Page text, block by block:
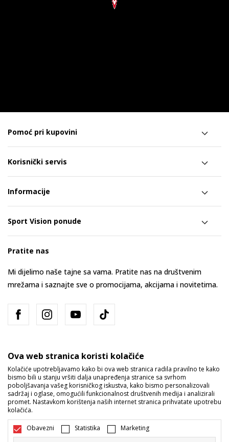
Pomoć pri kupovini
Korisnički servis
Informacije
Sport Vision ponude
Pratite nas
Mi dijelimo naše tajne sa vama. Pratite nas na društvenim
mrežama i saznajte sve o promocijama, akcijama i novitetima.
Bosna i Hercegovina Promijenite
Ova web stranica koristi kolačiće
Kolačiće upotrebljavamo kako bi ova web stranica radila pravilno te kako
bismo bili u stanju vršiti dalja unapređenja stranice sa svrhom
poboljšavanja vašeg korisničkog iskustva, kako bismo personalizovali
sadržaj i oglase, omogućili funkcionalnost društvenih medija i analizirali
promet. Nastavkom korištenja naših internet stranica prihvatate upotrebu
kolačića.
Obavezni Statistika Marketing